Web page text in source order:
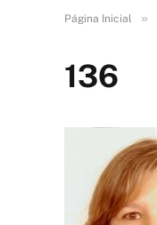
Página Inicial »
136